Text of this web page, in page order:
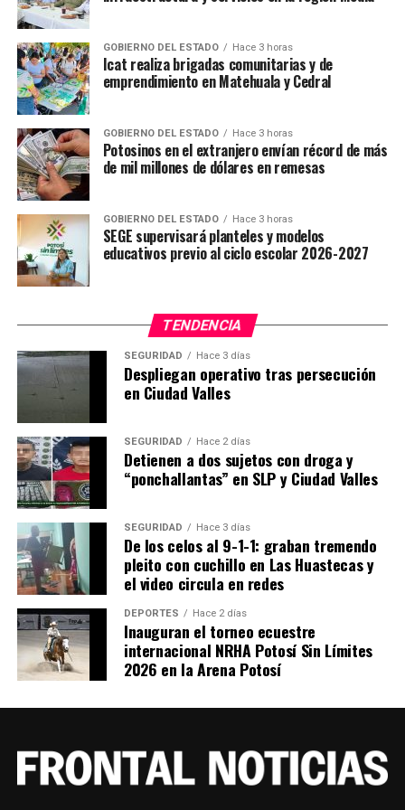
Puebla a las casi cuarenta V8 en el óvalo. A las 16:00
horas se llevará a cabo la calificación que formará la
parrilla de salida.
De esta manera es como la NASCAR PEAK México Series
presentado por Telcel llega a su décima carrera de la
temporada 2019. El escenario de Puebla será el
escenario que albergará a lo más granado del
automovilismo nacional el próximo domingo 20 de
octubre una vez que arranquen las tres categorías que
disputarán la bandera a cuadros: las Mikel´s Trucks, la
FedEx Challenge y la NASCAR PEAK.
Revela coach de CB Santos clave de victoria ante Astros
NO TE PIERDAS
Afina detalles el ADSL para enfrentar a Gallos
GOBIERNO DEL ESTADO Hace 3 horas
Icat realiza brigadas comunitarias y de
emprendimiento en Matehuala y Cedral
GOBIERNO DEL ESTADO Hace 3 horas
Potosinos en el extranjero envían récord de más
de mil millones de dólares en remesas
GOBIERNO DEL ESTADO Hace 3 horas
SEGE supervisará planteles y modelos
educativos previo al ciclo escolar 2026-2027
TENDENCIA
SEGURIDAD Hace 3 días
Despliegan operativo tras persecución
en Ciudad Valles
SEGURIDAD Hace 2 días
Detienen a dos sujetos con droga y
“ponchallantas” en SLP y Ciudad Valles
SEGURIDAD Hace 3 días
De los celos al 9-1-1: graban tremendo
pleito con cuchillo en Las Huastecas y
el video circula en redes
DEPORTES Hace 2 días
Inauguran el torneo ecuestre
internacional NRHA Potosí Sin Límites
2026 en la Arena Potosí